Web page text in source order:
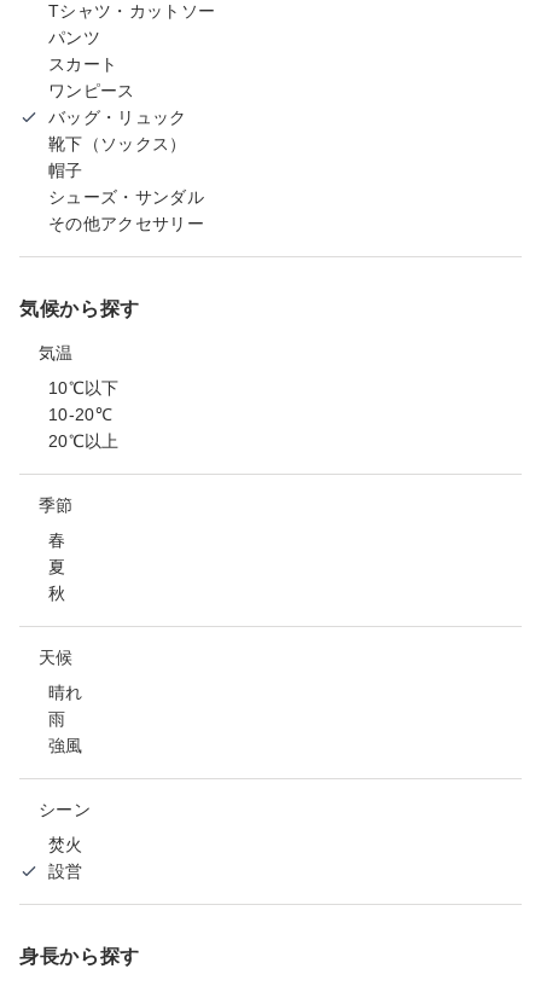
Tシャツ・カットソー
パンツ
スカート
ワンピース
バッグ・リュック
靴下（ソックス）
帽子
シューズ・サンダル
その他アクセサリー
気候から探す
気温
10℃以下
10-20℃
20℃以上
季節
春
夏
秋
天候
晴れ
雨
強風
シーン
焚火
設営
身長から探す